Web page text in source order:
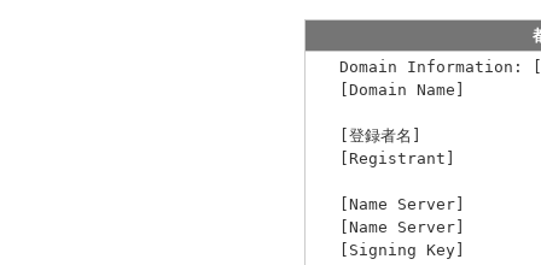
Domain Information: [
[Domain
[登録者名] 株
[Registrant]
[Name
[Name
[Signing